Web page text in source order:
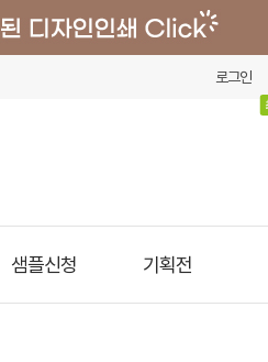
로그인
샘플신청 기획전